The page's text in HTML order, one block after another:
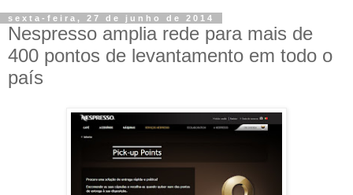
sexta-feira, 27 de junho de 2014
Nespresso amplia rede para mais de
400 pontos de levantamento em todo o
país